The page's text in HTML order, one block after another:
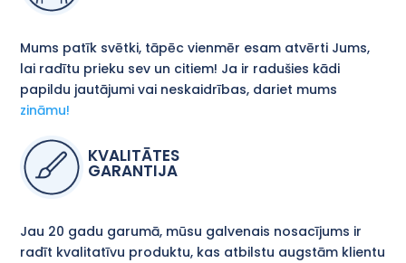
Mums patīk svētki, tāpēc vienmēr esam atvērti Jums,
lai radītu prieku sev un citiem! Ja ir radušies kādi
papildu jautājumi vai neskaidrības, dariet mums
zināmu!
KVALITĀTES
GARANTIJA
Jau 20 gadu garumā, mūsu galvenais nosacījums ir
radīt kvalitatīvu produktu, kas atbilstu augstām klientu